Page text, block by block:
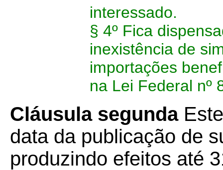
interessado.
§ 4º Fica
inexistência de
importações
na Lei Federal nº
Cláusula segunda
data da publicação de
produzindo efeitos até